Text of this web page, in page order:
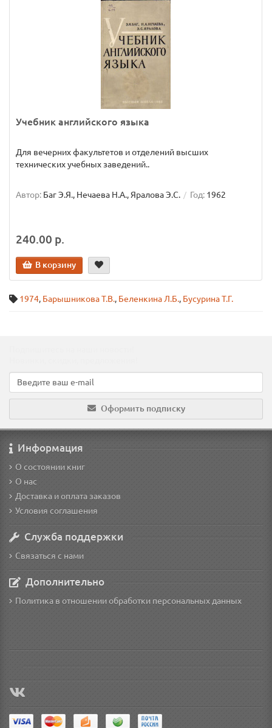
Учебник английского языка
Для вечерних факультетов и отделений высших
технических учебных заведений..
Автор: Баг Э.Я., Нечаева Н.А., Яралова Э.С. Год: 1962
240.00 р.
В корзину
1974, Барышникова Т.В., Беленкина Л.Б., Бусурина Т.Г.
Оформить подписку
Информация
О состоянии книг
О нас
Доставка и оплата заказов
Условия соглашения
Служба поддержки
Связаться с нами
Дополнительно
Политика в отношении обработки персональных данных